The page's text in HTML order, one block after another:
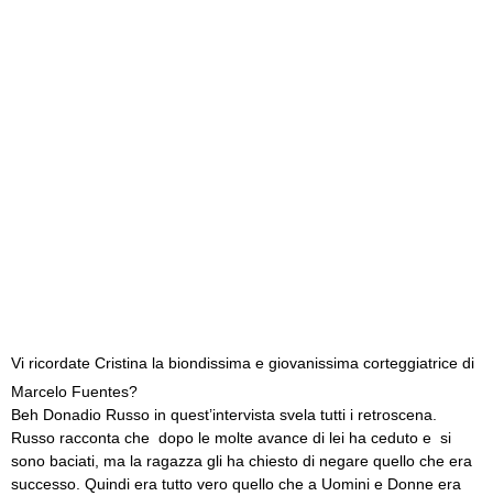
Vi ricordate Cristina la biondissima e giovanissima corteggiatrice di
Marcelo Fuentes?
Beh Donadio Russo in quest’intervista svela tutti i retroscena.
Russo racconta che dopo le molte avance di lei ha ceduto e si
sono baciati, ma la ragazza gli ha chiesto di negare quello che era
successo. Quindi era tutto vero quello che a Uomini e Donne era